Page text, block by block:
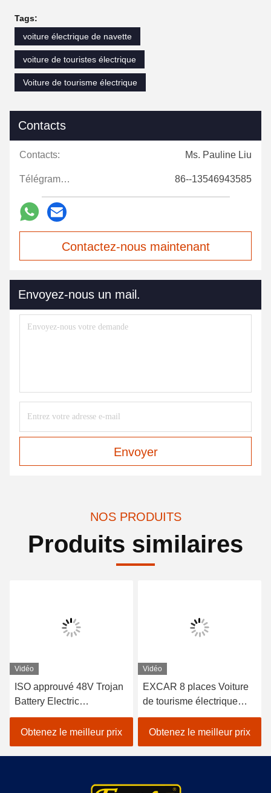
Tags:
voiture électrique de navette
voiture de touristes électrique
Voiture de tourisme électrique
Contacts
Contacts: Ms. Pauline Liu
Télégramme: 86--13546943585
Contactez-nous maintenant
Envoyez-nous un mail.
Envoyer
NOS PRODUITS
Produits similaires
Vidéo
ISO approuvé 48V Trojan
Battery Electric
Sightseeing Passenger
Car avec contrôleur Curtis
pour un fonctionnement
économe en énergie dans
Obtenez le meilleur prix
Vidéo
EXCAR 8 places Voiture
de tourisme électrique
blanche touristique avec
chargeur 17AH, adapté
aux zones urbaines et de
villégiature
Obtenez le meilleur prix